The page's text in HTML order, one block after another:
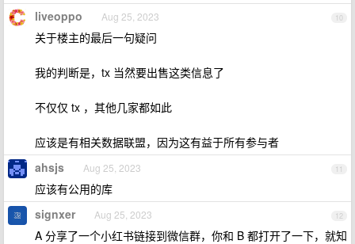
10
liveoppo Aug 25, 2023
关于楼主的最后一句疑问
我的判断是，tx 当然要出售这类信息了
不仅仅 tx ，其他几家都如此
应该是有相关数据联盟，因为这有益于所有参与者
11
ahsjs Aug 25, 2023
应该有公用的库
12
signxer Aug 25, 2023
A 分享了一个小红书链接到微信群，你和 B 都打开了一下，就知